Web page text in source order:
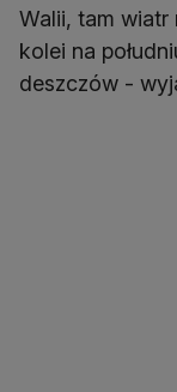
Walii, tam wiatr
kolei na
deszczów -